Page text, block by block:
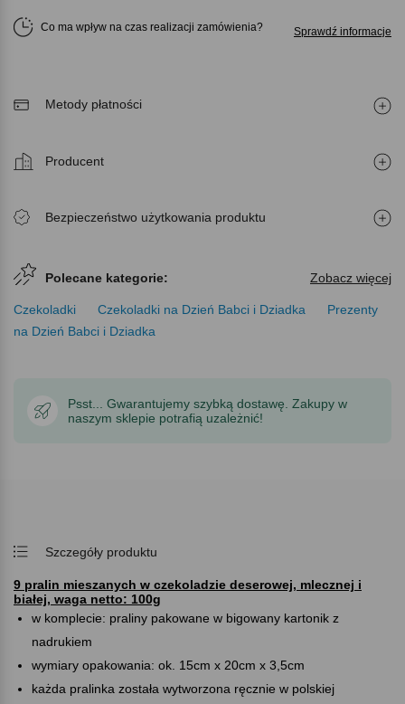
Co ma wpływ na czas realizacji zamówienia Sprawdź informacje
Metody płatności
Producent
Bezpieczeństwo użytkowania produktu
Polecane kategorie: Zobacz więcej
Czekoladki Czekoladki na Dzień Babci i Dziadka
Prezenty
na Dzień Babci i Dziadka
Psst... Gwarantujemy szybką dostawę. Zakupy w
naszym sklepie potrafią uzależnić!
Szczegóły produktu
9 pralin mieszanych w czekoladzie deserowej, mlecznej i
białej, waga netto: 100g
w komplecie: praliny pakowane w bigowany kartonik z
nadrukiem
wymiary opakowania: ok. 15cm x 20cm x 3,5cm
każda pralinka została wytworzona ręcznie w polskiej